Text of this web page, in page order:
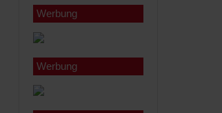
Werbung
Werbung